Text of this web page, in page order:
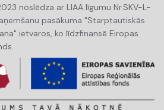
noslēdza ar LIAA līgumu Nr.SKV-L-
pasākuma "Starptautiskās
ietvaros, ko līdzfinansē Eiropas